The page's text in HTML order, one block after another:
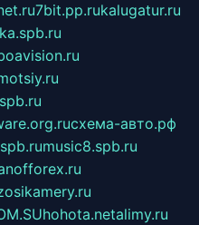
7bit.pp.rukalugatur.ru
схема-авто.рф
music8.spb.ru
hohota.netalimy.ru